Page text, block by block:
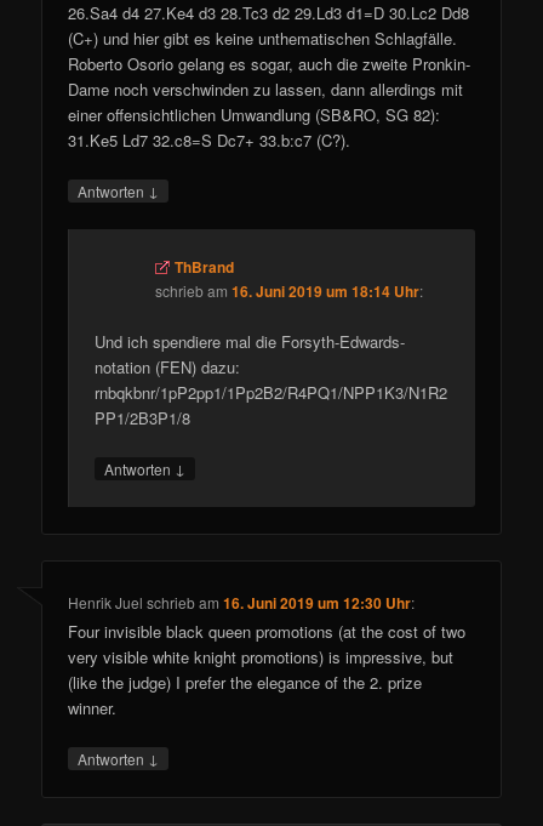
26.Sa4 d4 27.Ke4 d3 28.Tc3 d2 29.Ld3 d1=D 30.Lc2 Dd8
(C+) und hier gibt es keine unthematischen Schlagfälle.
Roberto Osorio gelang es sogar, auch die zweite Pronkin-
Dame noch verschwinden zu lassen, dann allerdings mit
einer offensichtlichen Umwandlung (SB&RO, SG 82):
31.Ke5 Ld7 32.c8=S Dc7+ 33.b:c7 (C?).
Antworten ↓
ThBrand
schriebam16. Juni 2019 um 18:14 Uhr:
Und ich spendiere mal die Forsyth-Edwards-
notation (FEN) dazu:
rnbqkbnr/1pP2pp1/1Pp2B2/R4PQ1/NPP1K3/N1R2
PP1/2B3P1/8
Antworten ↓
Henrik Juel schriebam16. Juni 2019 um 12:30 Uhr:
Four invisible black queen promotions (at the cost of two
very visible white knight promotions) is impressive, but
(like the judge) I prefer the elegance of the 2. prize
winner.
Antworten ↓